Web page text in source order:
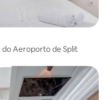
Aeroporto de Split